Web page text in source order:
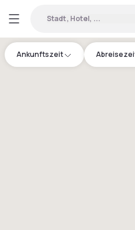
Stadt, Hotel, ...
Ankunftszeit